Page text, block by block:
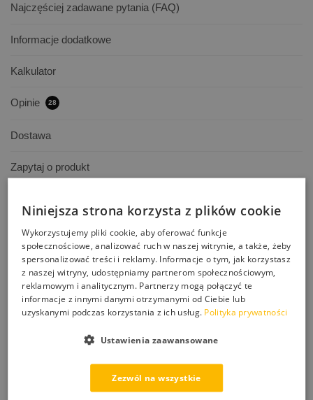
Najczęściej zadawane pytania (FAQ)
Informacje dodatkowe
Kalkulator
Opinie 28
Dostawa
Zapytaj o produkt
Wałek welurowy – sam wkład
Uniwersalnywałek do farb i lakierów, w tym na bazie
rozpuszczalników agresywnych,doskonałydo
malowania elementów drewnianych, parkietów, mebli
SPECYFIKACJA
poszycie wałka: mieszanka wełny z poliestrem
sposób wykonania:thermobonding / termofuzja
efekt: pozostawia bardzo gładką strukturę
Niniejsza strona korzysta z plików cookie
Wykorzystujemy pliki cookie, aby oferować funkcje
społecznościowe, analizować ruch w naszej witrynie, a także, żeby
spersonalizować treści i reklamy. Informacje o tym, jak korzystasz
z naszej witryny, udostępniamy partnerom społecznościowym,
reklamowym i analitycznym. Partnerzy mogą połączyć te
informacje z innymi danymi otrzymanymi od Ciebie lub
uzyskanymi podczas korzystania z ich usług. Polityka prywatności
Zezwól na wszystkie
Ustawienia zaawansowane